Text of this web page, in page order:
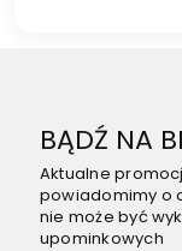
BĄDŹ NA
Aktualne
powiadomimy o
nie może być
upominkowych